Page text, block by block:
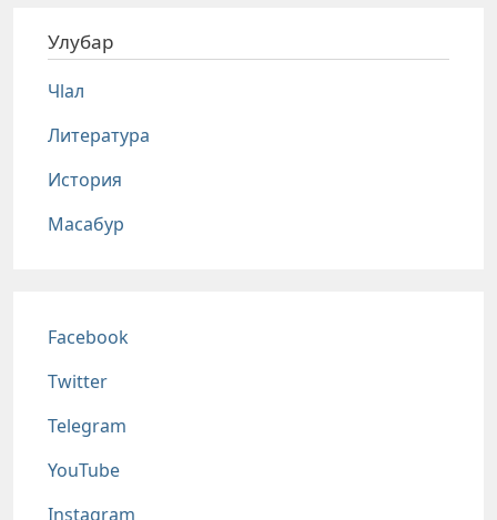
Улубар
Чlал
Литература
История
Масабур
Соц сети
Facebook
Twitter
Telegram
YouTube
Instagram